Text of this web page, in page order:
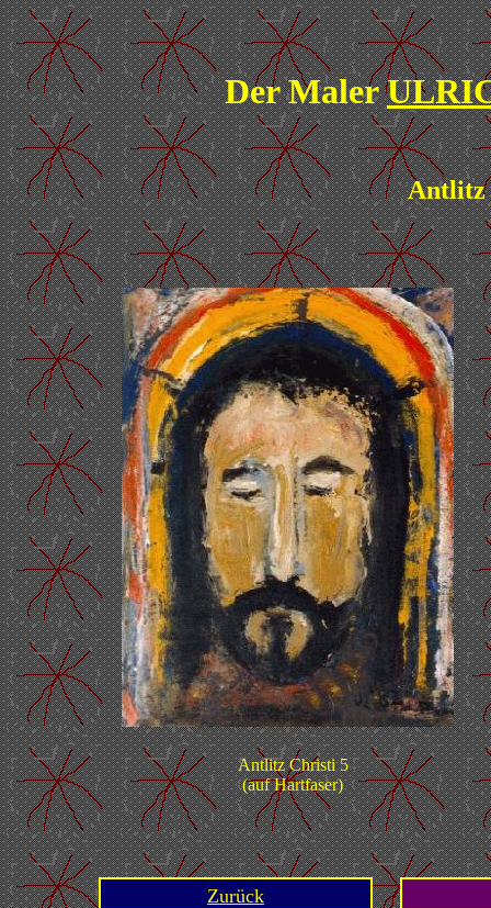
Der Maler
Antlitz
Antlitz Christi 5
(auf Hartfaser)
Zurück